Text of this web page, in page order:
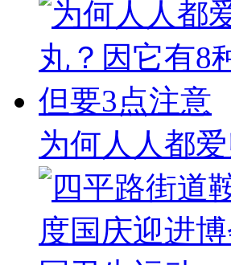
为何人人都